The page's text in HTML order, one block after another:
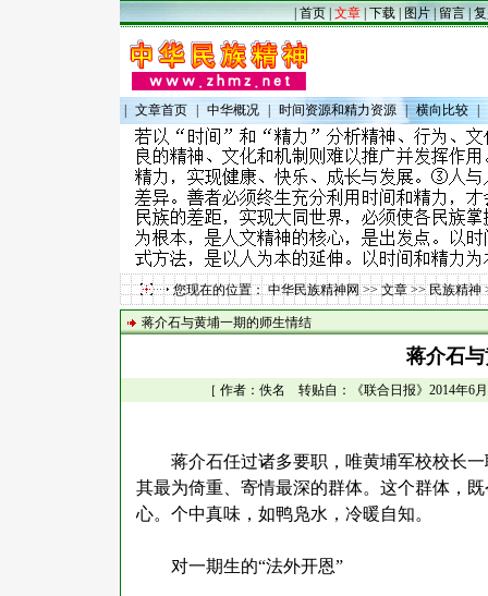
|首页|文章|下载| 图片|留言|
文章首页 中华概况 时间资源和精力资源 | 横向比较
您现在的位置：中华民族精神网>>文章>>民族精神
蒋介石与黄埔一期的师生情结
蒋介石
［ 作者：佚名 转贴自：《联合日报》2014年
蒋介石任过诸多要职，唯黄埔军校校长
其最为倚重、寄情最深的群体。这个群体，
心。个中真味，如鸭凫水，冷暖自知。
对一期生的“法外开恩”